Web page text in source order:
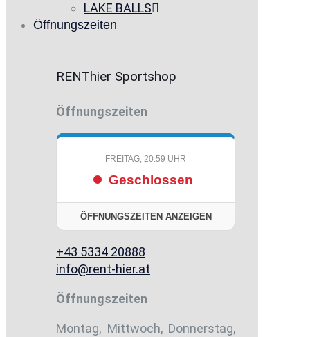
LAKE BALLS
Öffnungszeiten
RENThier Sportshop
Öffnungszeiten
FREITAG, 20:59 UHR
Geschlossen
ÖFFNUNGSZEITEN ANZEIGEN
+43 5334 20888
info@rent-hier.at
Öffnungszeiten
Montag, Mittwoch, Donnerstag,